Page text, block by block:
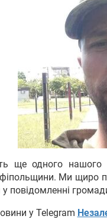
ще одного нашого
Ми щиро
у повідомленні
у Telegram